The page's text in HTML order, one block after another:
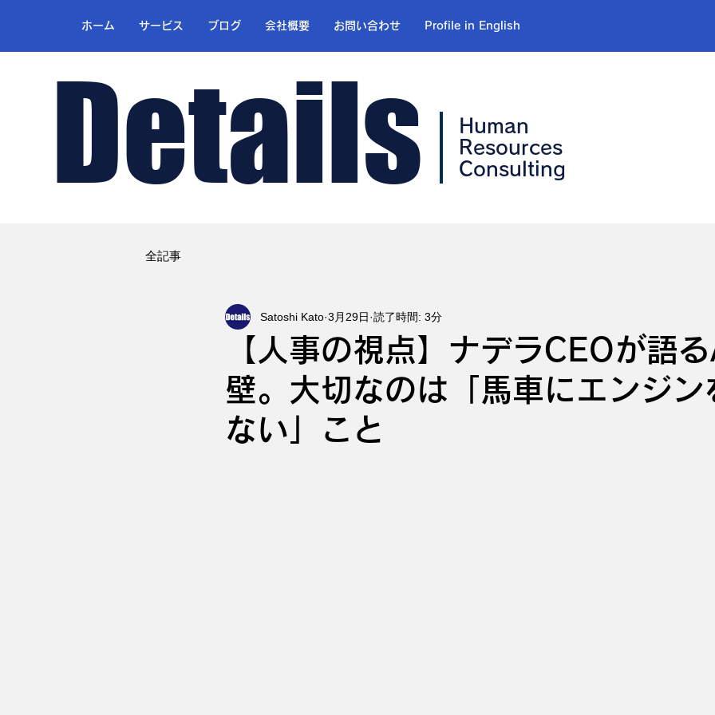
ホーム サービス ブログ 会社概要 お問い合わせ Profile in English
Details
Human
Resources
Consulting
全記事
【人事の視点】ナデラCEOが語
壁。大切なのは「馬車にエンジン
ない」こと
Satoshi Kato 3月29日 読了時間: 3分